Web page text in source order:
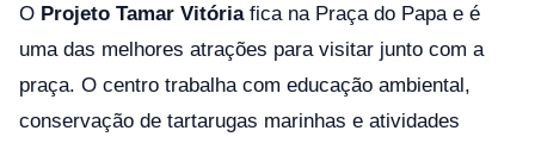
O Projeto Tamar Vitóriafica na Praça do Papa e é
uma das melhores atrações para visitar junto com a
praça. O centro trabalha com educação ambiental,
conservação de tartarugas marinhas e atividades